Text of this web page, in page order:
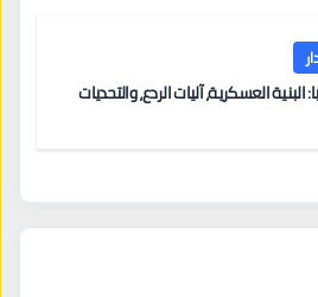
البنية العسكرية، آليات الردع، والتحديات